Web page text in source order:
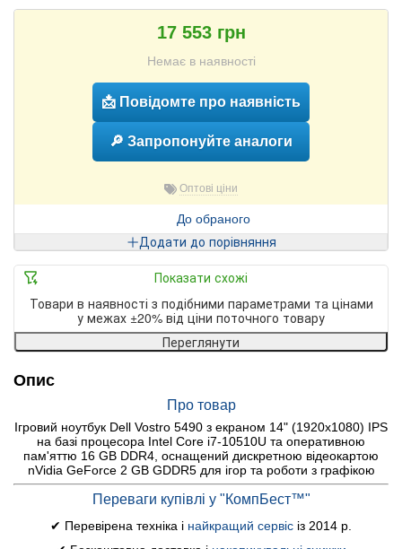
17 553 грн
Немає в наявності
📩 Повідомте про наявність
🔎 Запропонуйте аналоги
Оптові ціни
До обраного
Додати до порівняння
Показати схожі
Товари в наявності з подібними параметрами та цінами
у межах ±20% від ціни поточного товару
Переглянути
Опис
Про товар
Ігровий ноутбук Dell Vostro 5490 з екраном 14" (1920x1080) IPS
на базі процесора Intel Core i7-10510U та оперативною
пам'яттю 16 GB DDR4, оснащений дискретною відеокартою
nVidia GeForce 2 GB GDDR5 для ігор та роботи з графікою
Переваги купівлі у "КомпБест™"
✔ Перевірена техніка і найкращий сервіс із 2014 р.